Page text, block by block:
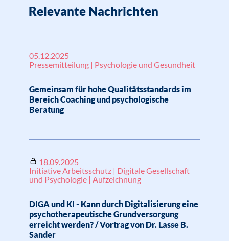
Relevante Nachrichten
05.12.2025
Pressemitteilung | Psychologie und Gesundheit
Gemeinsam für hohe Qualitätsstandards im
Bereich Coaching und psychologische
Beratung
18.09.2025
Initiative Arbeitsschutz | Digitale Gesellschaft
und Psychologie | Aufzeichnung
DIGA und KI - Kann durch Digitalisierung eine
psychotherapeutische Grundversorgung
erreicht werden? / Vortrag von Dr. Lasse B.
Sander